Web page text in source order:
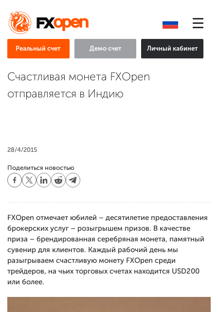
Реальный счет Демо счет Личный кабинет
Счастливая монета FXOpen
отправляется в Индию
28/4/2015
Поделиться новостью
FXOpen отмечает юбилей – десятилетие предоставления
брокерских услуг – розыгрышем призов. В качестве
приза – брендированная серебряная монета, памятный
сувенир для клиентов. Каждый рабочий день мы
разыгрываем счастливую монету FXOpen среди
трейдеров, на чьих торговых счетах находится USD200
или более.